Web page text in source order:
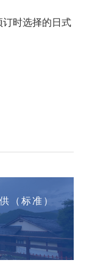
订时选择的日式
（标准）